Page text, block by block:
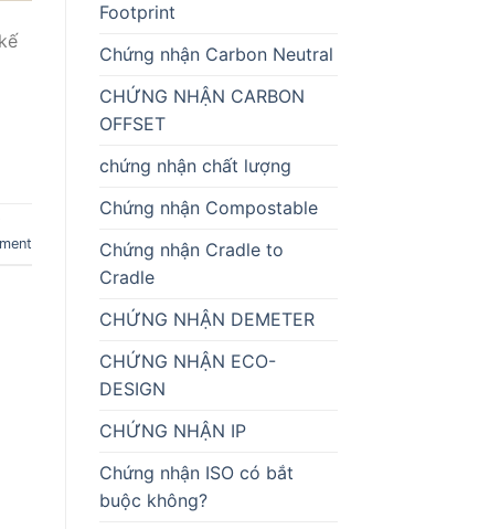
Footprint
Chứng nhận Carbon Neutral
CHỨNG NHẬN CARBON
OFFSET
chứng nhận chất lượng
Chứng nhận Compostable
Chứng nhận Cradle to
Cradle
CHỨNG NHẬN DEMETER
CHỨNG NHẬN ECO-
DESIGN
CHỨNG NHẬN IP
Chứng nhận ISO có bắt
buộc không?